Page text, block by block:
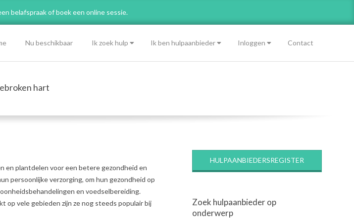
belafspraakof boek een online sessie.
Nu beschikbaar Ik zoek hulp Ik ben hulpaanbieder Inloggen Contact
hart
en plantdelen voor een betere gezondheid en
persoonlijke verzorging, om hun gezondheid op
en voedselbereiding.
op vele gebieden zijn ze nog steeds populair bij
HULPAANBIEDERSREGISTER
Zoek hulpaanbieder op
onderwerp